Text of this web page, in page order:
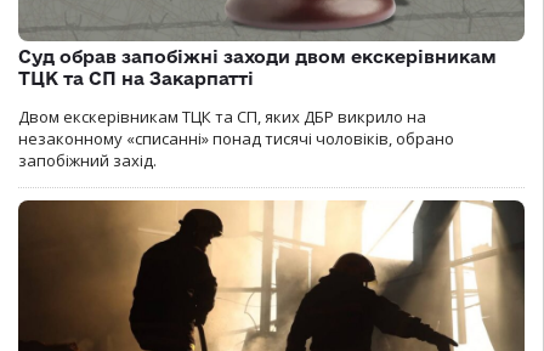
Суд обрав запобіжні заходи двом екскерівникам
ТЦК та СП на Закарпатті
Двом екскерівникам ТЦК та СП, яких ДБР викрило на
незаконному «списанні» понад тисячі чоловіків, обрано
запобіжний захід.